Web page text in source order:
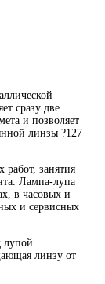
сразу две
и позволяет
линзы ?127
занятия
Лампа-лупа
в часовых и
и сервисных
лупой
линзу от